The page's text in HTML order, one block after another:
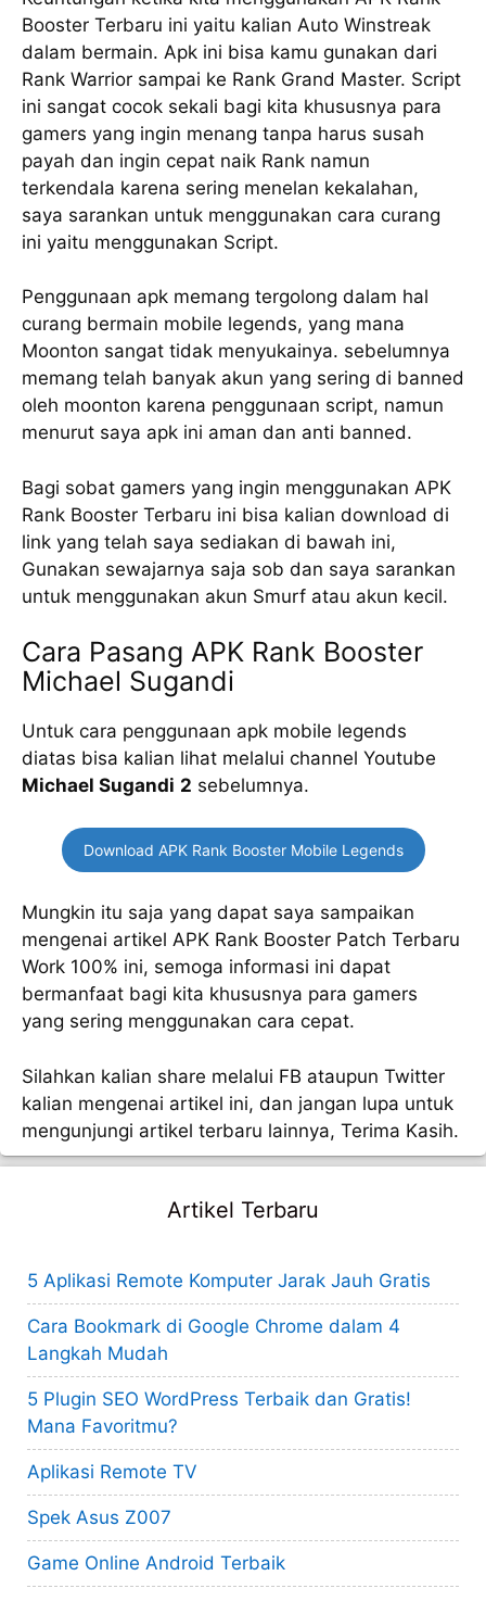
Booster Terbaru ini yaitu kalian Auto Winstreak
dalam bermain. Apk ini bisa kamu gunakan dari
Rank Warrior sampai ke Rank Grand Master. Script
ini sangat cocok sekali bagi kita khususnya para
gamers yang ingin menang tanpa harus susah
payah dan ingin cepat naik Rank namun
terkendala karena sering menelan kekalahan,
saya sarankan untuk menggunakan cara curang
ini yaitu menggunakan Script.
Penggunaan apk memang tergolong dalam hal
curang bermain mobile legends, yang mana
Moonton sangat tidak menyukainya. sebelumnya
memang telah banyak akun yang sering di banned
oleh moonton karena penggunaan script, namun
menurut saya apk ini aman dan anti banned.
Bagi sobat gamers yang ingin menggunakan APK
Rank Booster Terbaru ini bisa kalian download di
link yang telah saya sediakan di bawah ini,
Gunakan sewajarnya saja sob dan saya sarankan
untuk menggunakan akun Smurf atau akun kecil.
Cara Pasang APK Rank Booster
Michael Sugandi
Untuk cara penggunaan apk mobile legends
diatas bisa kalian lihat melalui channel Youtube
Michael Sugandi 2 sebelumnya.
Download APK Rank Booster Mobile Legends
Mungkin itu saja yang dapat saya sampaikan
mengenai artikel APK Rank Booster Patch Terbaru
Work 100% ini, semoga informasi ini dapat
bermanfaat bagi kita khususnya para gamers
yang sering menggunakan cara cepat.
Silahkan kalian share melalui FB ataupun Twitter
kalian mengenai artikel ini, dan jangan lupa untuk
mengunjungi artikel terbaru lainnya, Terima Kasih.
Artikel Terbaru
5 Aplikasi Remote Komputer Jarak Jauh Gratis
Cara Bookmark di Google Chrome dalam 4
Langkah Mudah
5 Plugin SEO WordPress Terbaik dan Gratis!
Mana Favoritmu?
Aplikasi Remote TV
Spek Asus Z007
Game Online Android Terbaik